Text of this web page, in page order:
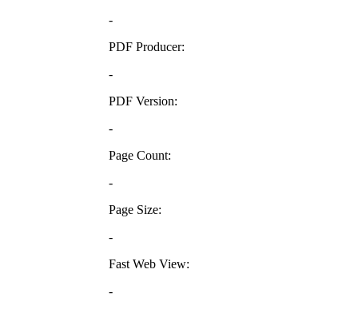
-
PDF Producer:
-
PDF Version:
-
Page Count:
-
Page Size:
-
Fast Web View:
-